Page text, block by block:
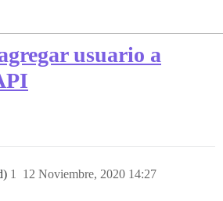
usuario a
12 Noviembre, 2020 14:27
1